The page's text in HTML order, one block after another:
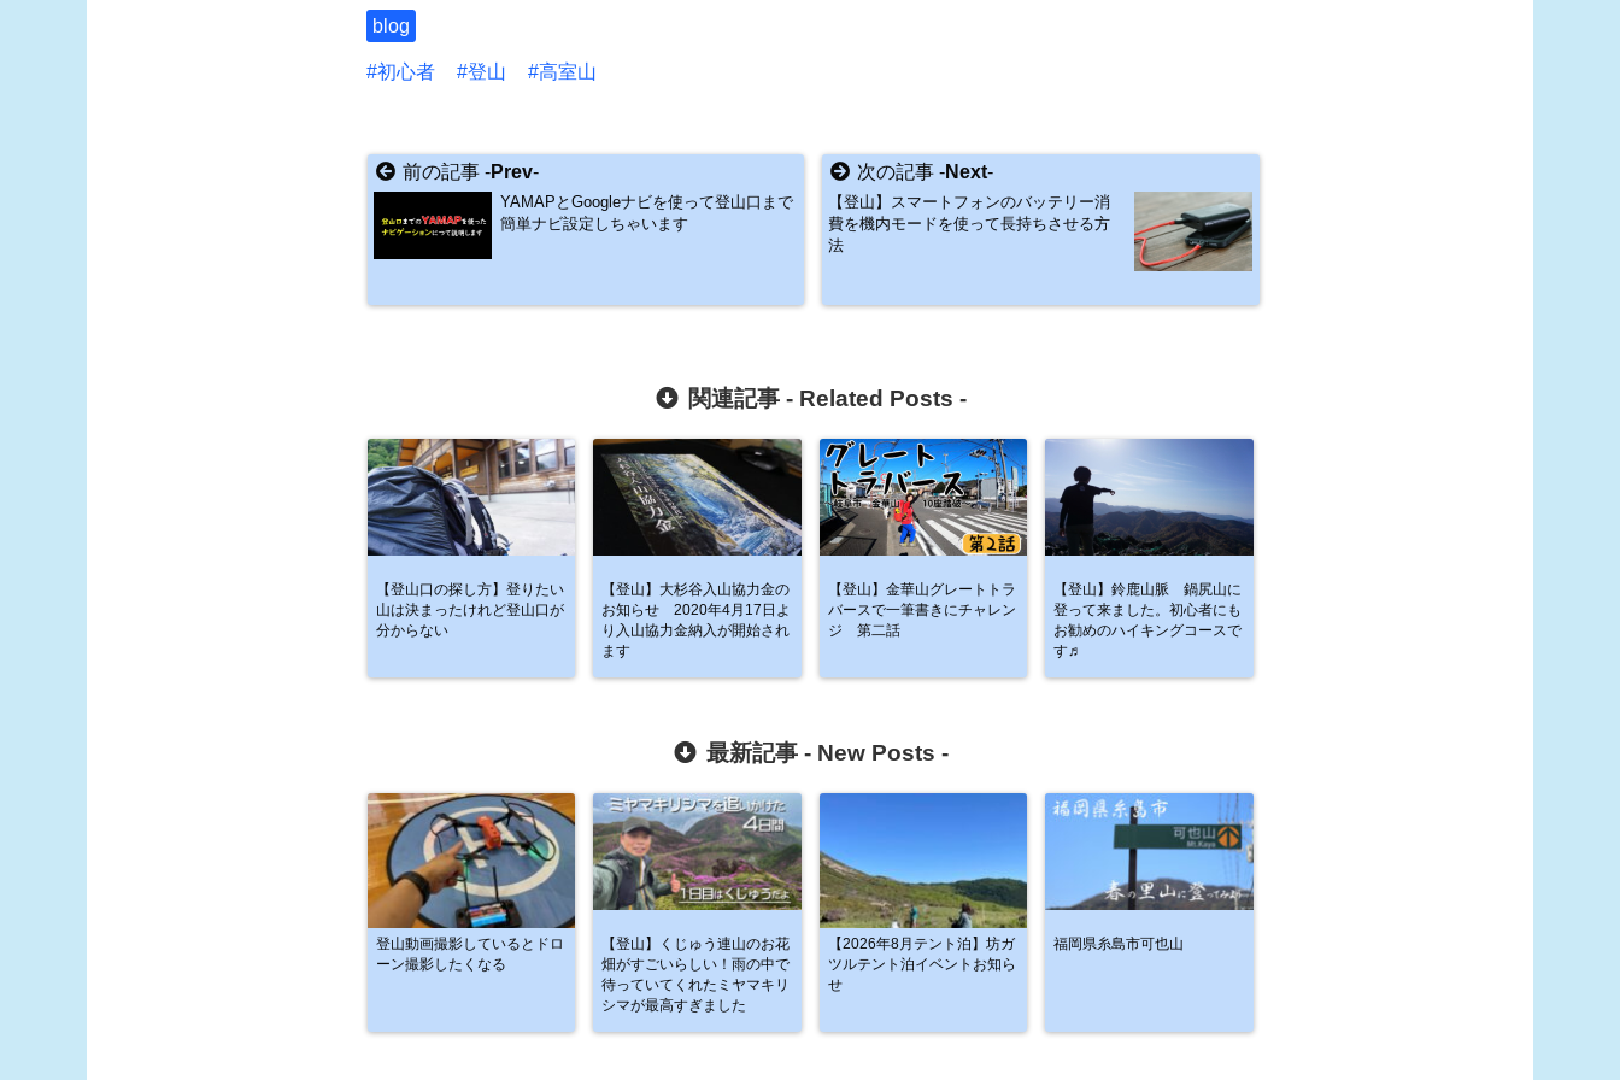
blog
初心者 登山 高室山
前の記事 -Prev-
YAMAPとGoogleナビを使って登山口まで
簡単ナビ設定しちゃいます
次の記事 -Next-
【登山】スマートフォンのバッテリー消
費を機内モードを使って長持ちさせる方
法
関連記事 - Related Posts -
【登山口の探し方】登りたい
山は決まったけれど登山口が
分からない
【登山】大杉谷入山協力金の
お知らせ 2020年4月17日よ
り入山協力金納入が開始され
ます
【登山】金華山グレートトラ
バースで一筆書きにチャレン
ジ 第二話
【登山】鈴鹿山脈 鍋尻山に
登って来ました。初心者にも
お勧めのハイキングコースで
す♬
最新記事 - New Posts -
登山動画撮影しているとドロ
ーン撮影したくなる
【登山】くじゅう連山のお花
畑がすごいらしい！雨の中で
待っていてくれたミヤマキリ
シマが最高すぎました
【2026年8月テント泊】坊ガ
ツルテント泊イベントお知ら
せ
福岡県糸島市可也山